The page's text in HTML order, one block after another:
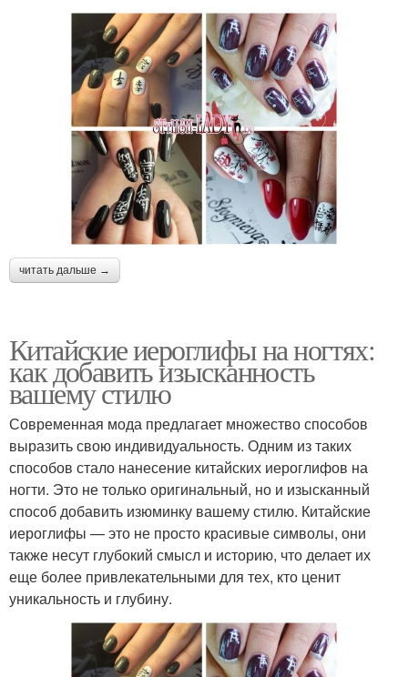
читать дальше →
Китайские иероглифы на ногтях:
как добавить изысканность
вашему стилю
Современная мода предлагает множество способов
выразить свою индивидуальность. Одним из таких
способов стало нанесение китайских иероглифов на
ногти. Это не только оригинальный, но и изысканный
способ добавить изюминку вашему стилю. Китайские
иероглифы — это не просто красивые символы, они
также несут глубокий смысл и историю, что делает их
еще более привлекательными для тех, кто ценит
уникальность и глубину.